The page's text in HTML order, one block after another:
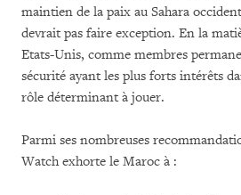
maintien de la paix au Sahara
devrait pas faire exception. En la
Etats-Unis, comme membres
sécurité ayant les plus forts intérêts
rôle déterminant à jouer.
Parmi ses nombreuses
Watch exhorte le Maroc à :